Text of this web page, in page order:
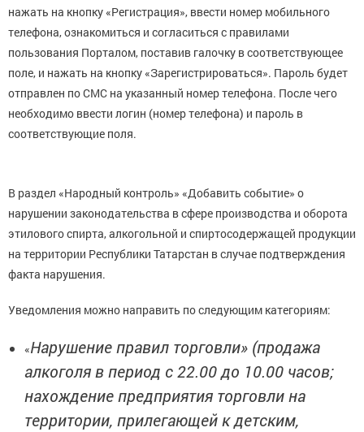
нажать на кнопку «Регистрация», ввести номер мобильного
телефона, ознакомиться и согласиться с правилами
пользования Порталом, поставив галочку в соответствующее
поле, и нажать на кнопку «Зарегистрироваться». Пароль будет
отправлен по СМС на указанный номер телефона. После чего
необходимо ввести логин (номер телефона) и пароль в
соответствующие поля.
В раздел «Народный контроль» «Добавить событие» о
нарушении законодательства в сфере производства и оборота
этилового спирта, алкогольной и спиртосодержащей продукции
на территории Республики Татарстан в случае подтверждения
факта нарушения.
Уведомления можно направить по следующим категориям:
«Нарушение правил торговли» (продажа
алкоголя в период с 22.00 до 10.00 часов;
нахождение предприятия торговли на
территории, прилегающей к детским,